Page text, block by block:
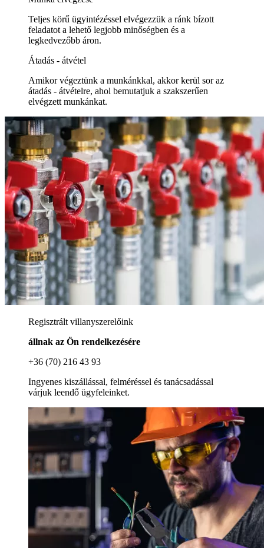
Teljes körű ügyintézéssel elvégezzük a ránk bízott
feladatot a lehető legjobb minőségben és a
legkedvezőbb áron.
Átadás - átvétel
Amikor végeztünk a munkánkkal, akkor kerül sor az
átadás - átvételre, ahol bemutatjuk a szakszerűen
elvégzett munkánkat.
Regisztrált villanyszerelőink
állnak az Ön rendelkezésére
+36 (70) 216 43 93
Ingyenes kiszállással, felméréssel és tanácsadással
várjuk leendő ügyfeleinket.